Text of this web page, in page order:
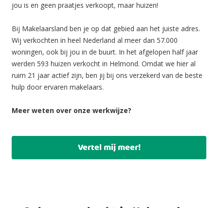
jou is en geen praatjes verkoopt, maar huizen!
Bij Makelaarsland ben je op dat gebied aan het juiste adres.
Wij verkochten in heel Nederland al meer dan 57.000
woningen, ook bij jou in de buurt. In het afgelopen half jaar
werden 593 huizen verkocht in Helmond. Omdat we hier al
ruim 21 jaar actief zijn, ben jij bij ons verzekerd van de beste
hulp door ervaren makelaars.
Meer weten over onze werkwijze?
Vertel mij meer!